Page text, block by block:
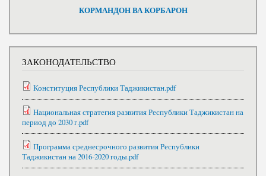
КОРМАНДОН ВА КОРБАРОН
ЗАКОНОДАТЕЛЬСТВО
Конституция Республики Таджикистан.pdf
Национальная стратегия развития Республики Таджикистан на
период до 2030 г.pdf
Программа среднесрочного развития Республики
Таджикистан на 2016-2020 годы.pdf